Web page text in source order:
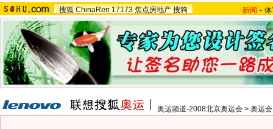
搜狐 ChinaRen 17173 焦点房地产 搜狗 新闻 -
奥运频道-2008北京奥运会 > 奥运